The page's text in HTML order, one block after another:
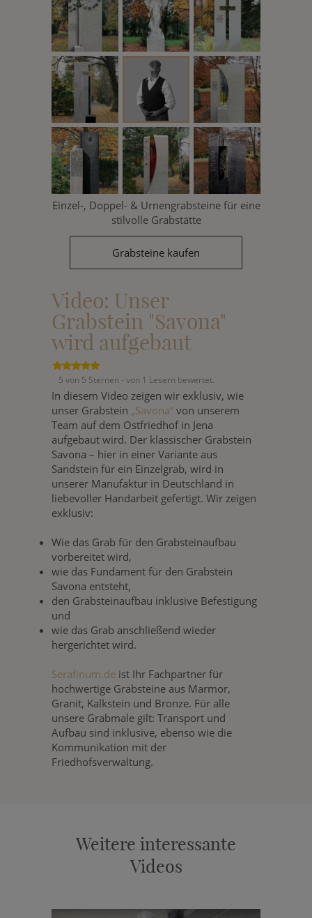
Einzel-, Doppel- & Urnengrabsteine für eine
stilvolle Grabstätte
Grabsteine kaufen
Video: Unser
Grabstein "Savona"
wird aufgebaut
5 von 5 Sternen - von 1 Lesern bewertet.
In diesem Video zeigen wir exklusiv, wie
unser Grabstein „Savona“ von unserem
Team auf dem Ostfriedhof in Jena
aufgebaut wird. Der klassischer Grabstein
Savona – hier in einer Variante aus
Sandstein für ein Einzelgrab, wird in
unserer Manufaktur in Deutschland in
liebevoller Handarbeit gefertigt. Wir zeigen
exklusiv:
Wie das Grab für den Grabsteinaufbau
vorbereitet wird,
wie das Fundament für den Grabstein
Savona entsteht,
den Grabsteinaufbau inklusive Befestigung
und
wie das Grab anschließend wieder
hergerichtet wird.
Serafinum.de ist Ihr Fachpartner für
hochwertige Grabsteine aus Marmor,
Granit, Kalkstein und Bronze. Für alle
unsere Grabmale gilt: Transport und
Aufbau sind inklusive, ebenso wie die
Kommunikation mit der
Friedhofsverwaltung.
Weitere interessante
Videos